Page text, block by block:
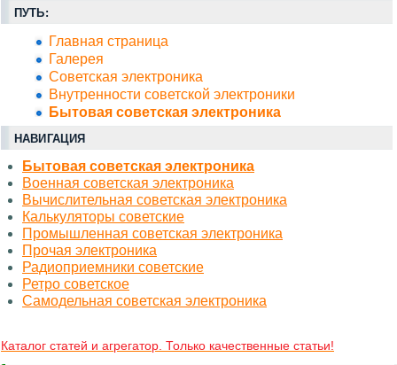
ПУТЬ:
Главная страница
Галерея
Советская электроника
Внутренности советской электроники
Бытовая советская электроника
НАВИГАЦИЯ
Бытовая советская электроника
Военная советская электроника
Вычислительная советская электроника
Калькуляторы советские
Промышленная советская электроника
Прочая электроника
Радиоприемники советские
Ретро советское
Самодельная советская электроника
Каталог статей и агрегатор. Только качественные статьи!